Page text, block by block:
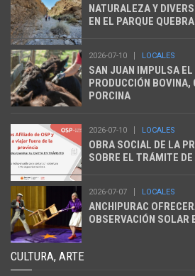
NATURALEZA Y
EN EL PARQUE
2026-07-10 LOCALES
SAN JUAN IMPULSA
PRODUCCIÓN BOVINA,
PORCINA
2026-07-10 LOCALES
OBRA SOCIAL DE LA
SOBRE EL TRÁMITE
2026-07-07 LOCALES
ANCHIPURAC
OBSERVACIÓN SOLAR
CULTURA, ARTE